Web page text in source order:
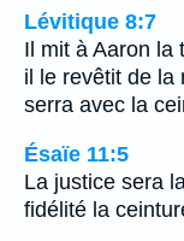
Lévitique 8:7
Il mit à Aaron la
il le revêtit de la
serra avec la
Ésaïe 11:5
La justice sera
fidélité la